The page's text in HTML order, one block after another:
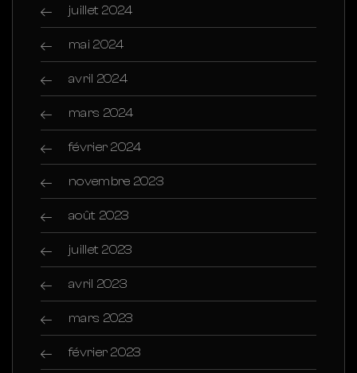
juillet 2024
mai 2024
avril 2024
mars 2024
février 2024
novembre 2023
août 2023
juillet 2023
avril 2023
mars 2023
février 2023